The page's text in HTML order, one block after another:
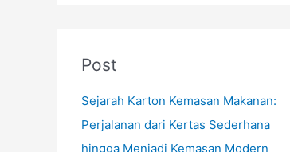
Post
Sejarah Karton Kemasan Makanan:
Perjalanan dari Kertas Sederhana
hingga Menjadi Kemasan Modern